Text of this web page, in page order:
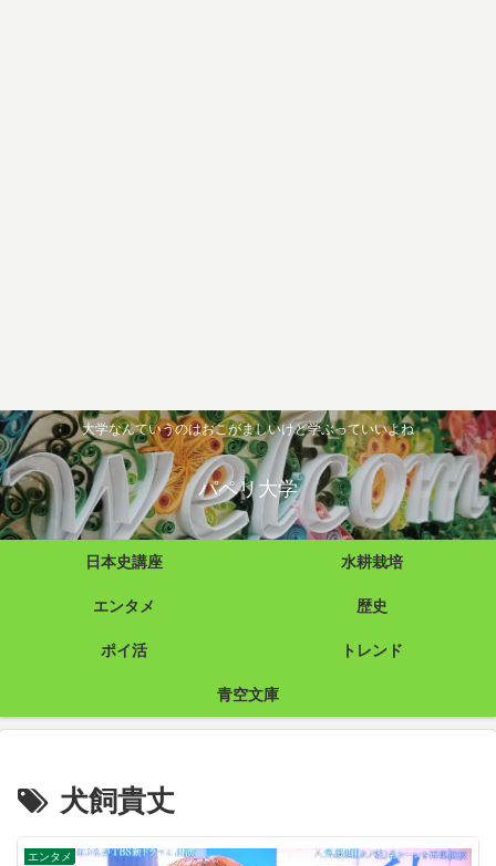
大学なんていうのはおこがましいけど学ぶっていいよね
パペリ大学
日本史講座 水耕栽培
エンタメ 歴史
ポイ活 トレンド
青空文庫
犬飼貴丈
エンタメ